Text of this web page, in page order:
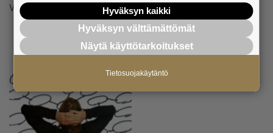
Varautuminen…
Hyväksyn kaikki
Hyväksyn välttämättömät
Näytä käyttötarkoitukset
Tietosuojakäytäntö